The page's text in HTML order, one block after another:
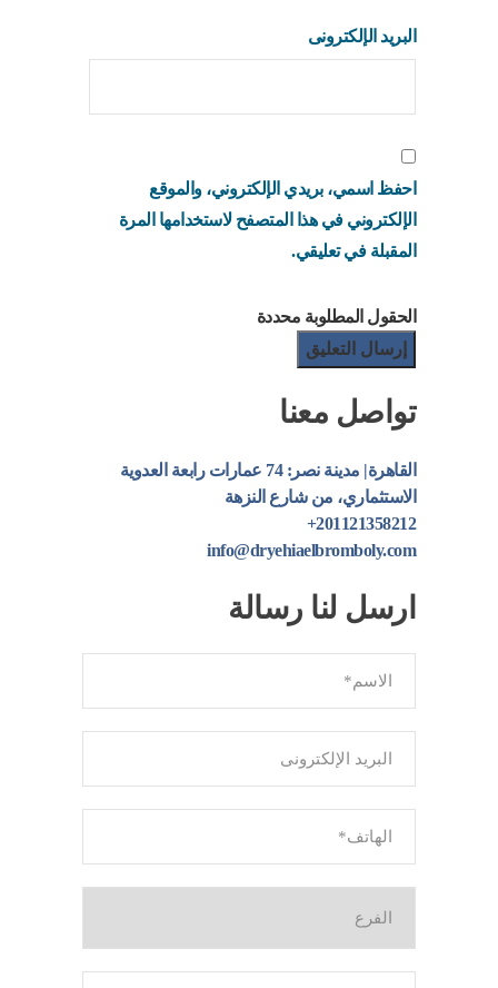
البريد الإلكترونى
احفظ اسمي، بريدي الإلكتروني، والموقع
الإلكتروني في هذا المتصفح لاستخدامها المرة
المقبلة في تعليقي.
الحقول المطلوبة محددة
تواصل معنا
القاهرة| مدينة نصر: 74 عمارات رابعة العدوية
الاستثماري، من شارع النزهة
201121358212+
info@dryehiaelbromboly.com
ارسل لنا رسالة